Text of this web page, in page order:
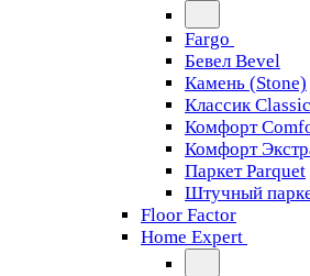
Fargo
Бевел Bevel
Камень (Stone)
Классик Classic
Комфорт
Комфорт
Паркет Parquet
Штучный
Floor Factor
Home Expert